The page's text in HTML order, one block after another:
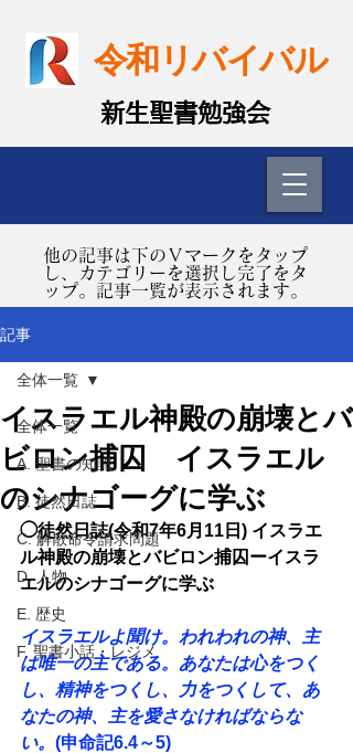
令和リバイバル
​新生聖書勉強会
​他の記事は下のＶマークをタップ
し、カテゴリーを選択し完了をタ
ップ。記事一覧が表示されます。
記事
全体一覧
A. 聖書の知識
B. 徒然日誌
C. 解散命令請求問題
D. 人物
E. 歴史
F. 聖書小話・レジメ
全体一覧
イスラエル神殿の崩壊とバ
ビロン捕囚 イスラエル
のシナゴーグに学ぶ
◯徒然日誌(令和7年6月11日) イスラエ
ル神殿の崩壊とバビロン捕囚ーイスラ
エルのシナゴーグに学ぶ
イスラエルよ聞け。われわれの神、主
は唯一の主である。あなたは心をつく
し、精神をつくし、力をつくして、あ
なたの神、主を愛さなければならな
い。 (申命記6.4～5)